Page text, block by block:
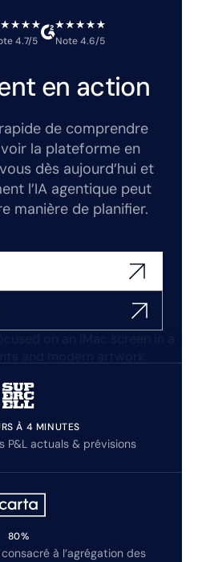
4.7/5 Note 4.6/5
en action
de comprendre
la plateforme en
dès aujourd’hui et
l’IA agentique peut
manière de planifier.
À 4 MINUTES
P&L actuals & prévisions
80%
à l’agrégation des